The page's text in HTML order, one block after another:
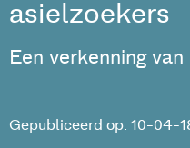
asielzoekers
Een verkenning
Gepubliceerd op: 10-04-